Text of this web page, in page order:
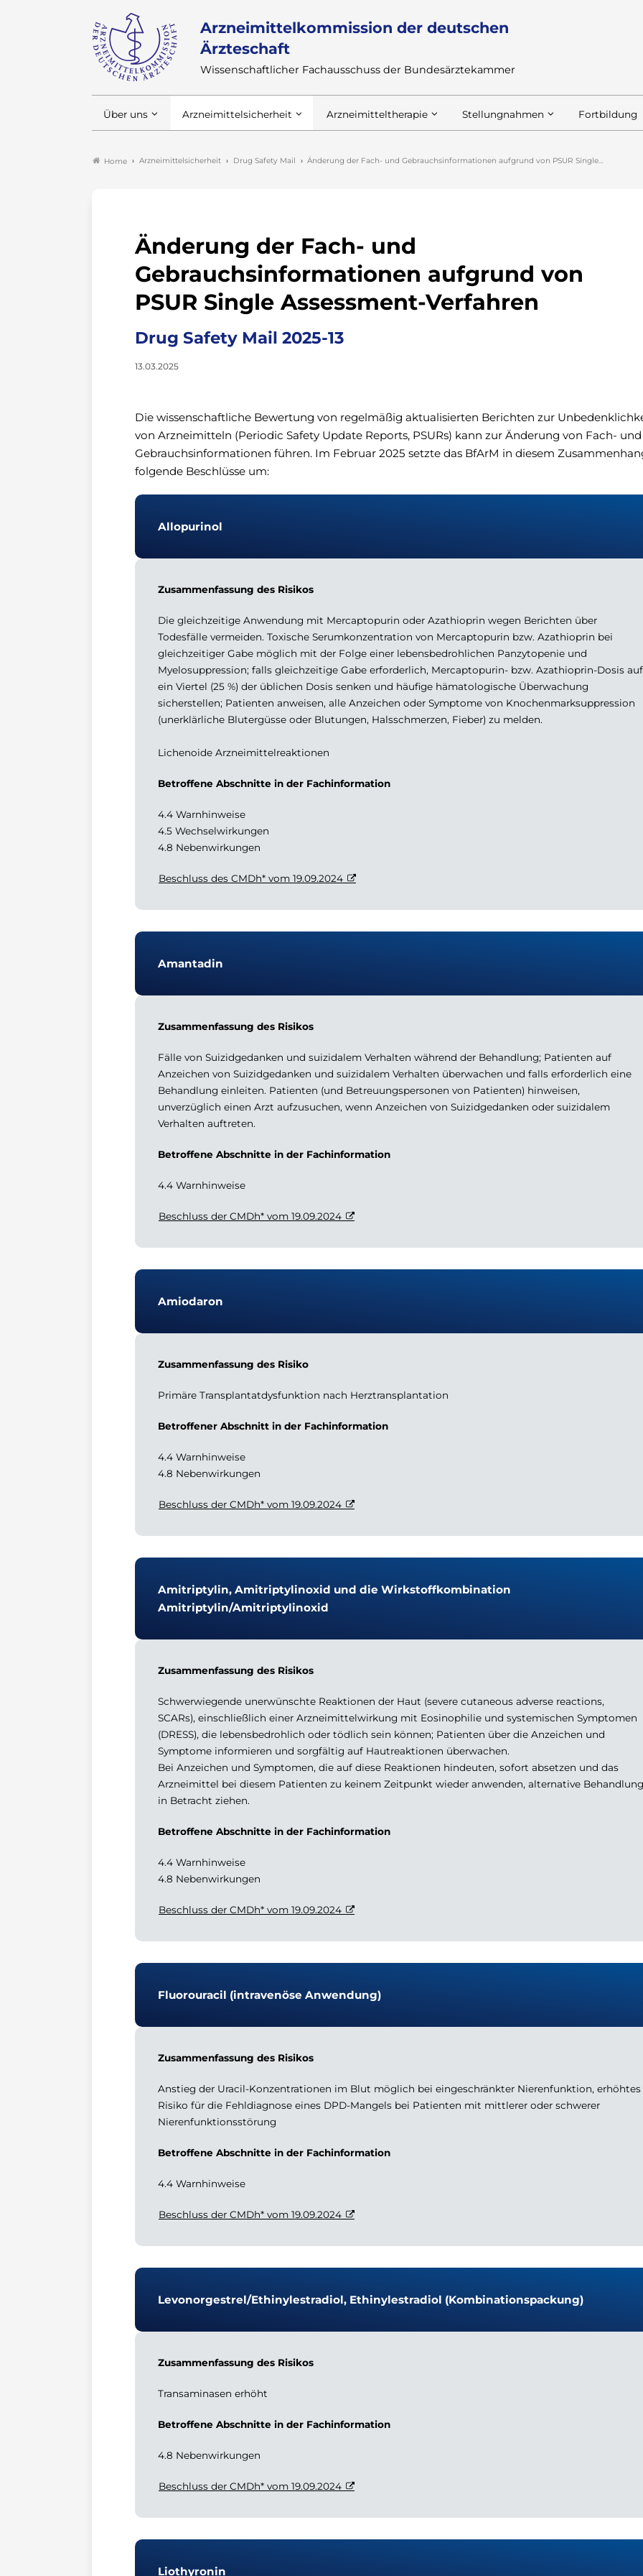
Arzneimittelkommission der deutschen
Ärzteschaft
Wissenschaftlicher Fachausschuss der Bundesärztekammer
Über uns Arzneimittelsicherheit Arzneimitteltherapie Stellungnahmen Fortbildung
Home Arzneimittelsicherheit Drug Safety Mail Änderung der Fach- und Gebrauchsinformationen aufgrund von PSUR Single…
Änderung der Fach- und
Gebrauchsinformationen aufgrund von
PSUR Single Assessment-Verfahren
Drug Safety Mail 2025-13
13.03.2025
Die wissenschaftliche Bewertung von regelmäßig aktualisierten Berichten zur
von Arzneimitteln (Periodic Safety Update Reports, PSURs) kann zur Änderung von Fach- und
Gebrauchsinformationen führen. Im Februar 2025 setzte das BfArM in diesem
folgende Beschlüsse um:
Allopurinol
Zusammenfassung des Risikos
Die gleichzeitige Anwendung mit Mercaptopurin oder Azathioprin wegen Berichten über
Todesfälle vermeiden. Toxische Serumkonzentration von Mercaptopurin bzw. Azathioprin bei
gleichzeitiger Gabe möglich mit der Folge einer lebensbedrohlichen Panzytopenie und
Myelosuppression; falls gleichzeitige Gabe erforderlich, Mercaptopurin- bzw. Azathioprin-Dosis auf
ein Viertel (25 %) der üblichen Dosis senken und häufige hämatologische Überwachung
sicherstellen; Patienten anweisen, alle Anzeichen oder Symptome von Knochenmarksuppression
(unerklärliche Blutergüsse oder Blutungen, Halsschmerzen, Fieber) zu melden.
Lichenoide Arzneimittelreaktionen
Betroffene Abschnitte in der Fachinformation
4.4 Warnhinweise
4.5 Wechselwirkungen
4.8 Nebenwirkungen
Beschluss des CMDh* vom 19.09.2024
Amantadin
Zusammenfassung des Risikos
Fälle von Suizidgedanken und suizidalem Verhalten während der Behandlung; Patienten auf
Anzeichen von Suizidgedanken und suizidalem Verhalten überwachen und falls erforderlich eine
Behandlung einleiten. Patienten (und Betreuungspersonen von Patienten) hinweisen,
unverzüglich einen Arzt aufzusuchen, wenn Anzeichen von Suizidgedanken oder suizidalem
Verhalten auftreten.
Betroffene Abschnitte in der Fachinformation
4.4 Warnhinweise
Beschluss der CMDh* vom 19.09.2024
Amiodaron
Zusammenfassung des Risiko
Primäre Transplantatdysfunktion nach Herztransplantation
Betroffener Abschnitt in der Fachinformation
4.4 Warnhinweise
4.8 Nebenwirkungen
Beschluss der CMDh* vom 19.09.2024
Amitriptylin, Amitriptylinoxid und die Wirkstoffkombination
Amitriptylin/Amitriptylinoxid
Zusammenfassung des Risikos
Schwerwiegende unerwünschte Reaktionen der Haut (severe cutaneous adverse reactions,
SCARs), einschließlich einer Arzneimittelwirkung mit Eosinophilie und systemischen Symptomen
(DRESS), die lebensbedrohlich oder tödlich sein können; Patienten über die Anzeichen und
Symptome informieren und sorgfältig auf Hautreaktionen überwachen.
Bei Anzeichen und Symptomen, die auf diese Reaktionen hindeuten, sofort absetzen und das
Arzneimittel bei diesem Patienten zu keinem Zeitpunkt wieder anwenden, alternative Behandlung
in Betracht ziehen.
Betroffene Abschnitte in der Fachinformation
4.4 Warnhinweise
4.8 Nebenwirkungen
Beschluss der CMDh* vom 19.09.2024
Fluorouracil (intravenöse Anwendung)
Zusammenfassung des Risikos
Anstieg der Uracil-Konzentrationen im Blut möglich bei eingeschränkter Nierenfunktion, erhöhtes
Risiko für die Fehldiagnose eines DPD-Mangels bei Patienten mit mittlerer oder schwerer
Nierenfunktionsstörung
Betroffene Abschnitte in der Fachinformation
4.4 Warnhinweise
Beschluss der CMDh* vom 19.09.2024
Levonorgestrel/Ethinylestradiol, Ethinylestradiol (Kombinationspackung)
Zusammenfassung des Risikos
Transaminasen erhöht
Betroffene Abschnitte in der Fachinformation
4.8 Nebenwirkungen
Beschluss der CMDh* vom 19.09.2024
Liothyronin